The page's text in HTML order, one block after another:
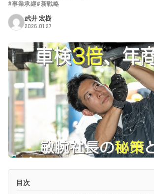
#事業承継#新戦略
武井 宏樹
2026.01.27
目次